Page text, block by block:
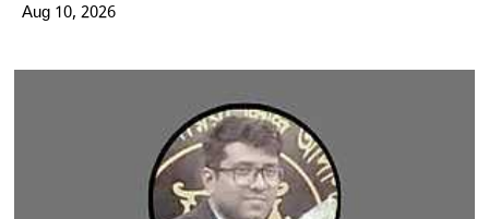
Aug 10, 2026